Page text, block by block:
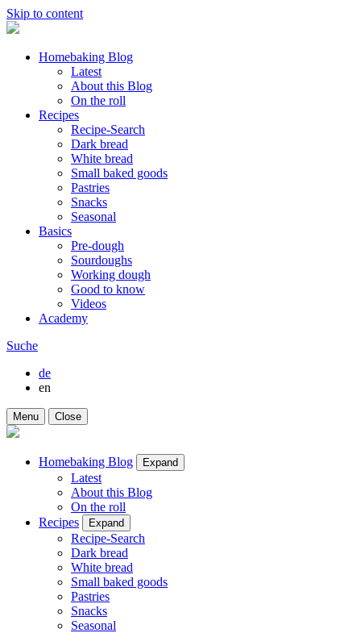
Skip to content
Homebaking Blog
Latest
About this Blog
On the roll
Recipes
Recipe-Search
Dark bread
White bread
Small baked goods
Pastries
Snacks
Seasonal
Basics
Pre-dough
Sourdoughs
Working dough
Good to know
Videos
Academy
Suche
de
en
Menu Close
Homebaking Blog Expand
Latest
About this Blog
On the roll
Recipes
Expand
Recipe-Search
Dark bread
White bread
Small baked goods
Pastries
Snacks
Seasonal